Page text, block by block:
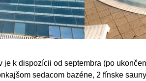
k dispozícii od septembra (po
sedacom bazéne, 2 fínske